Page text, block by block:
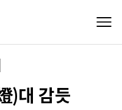
)대 감듯